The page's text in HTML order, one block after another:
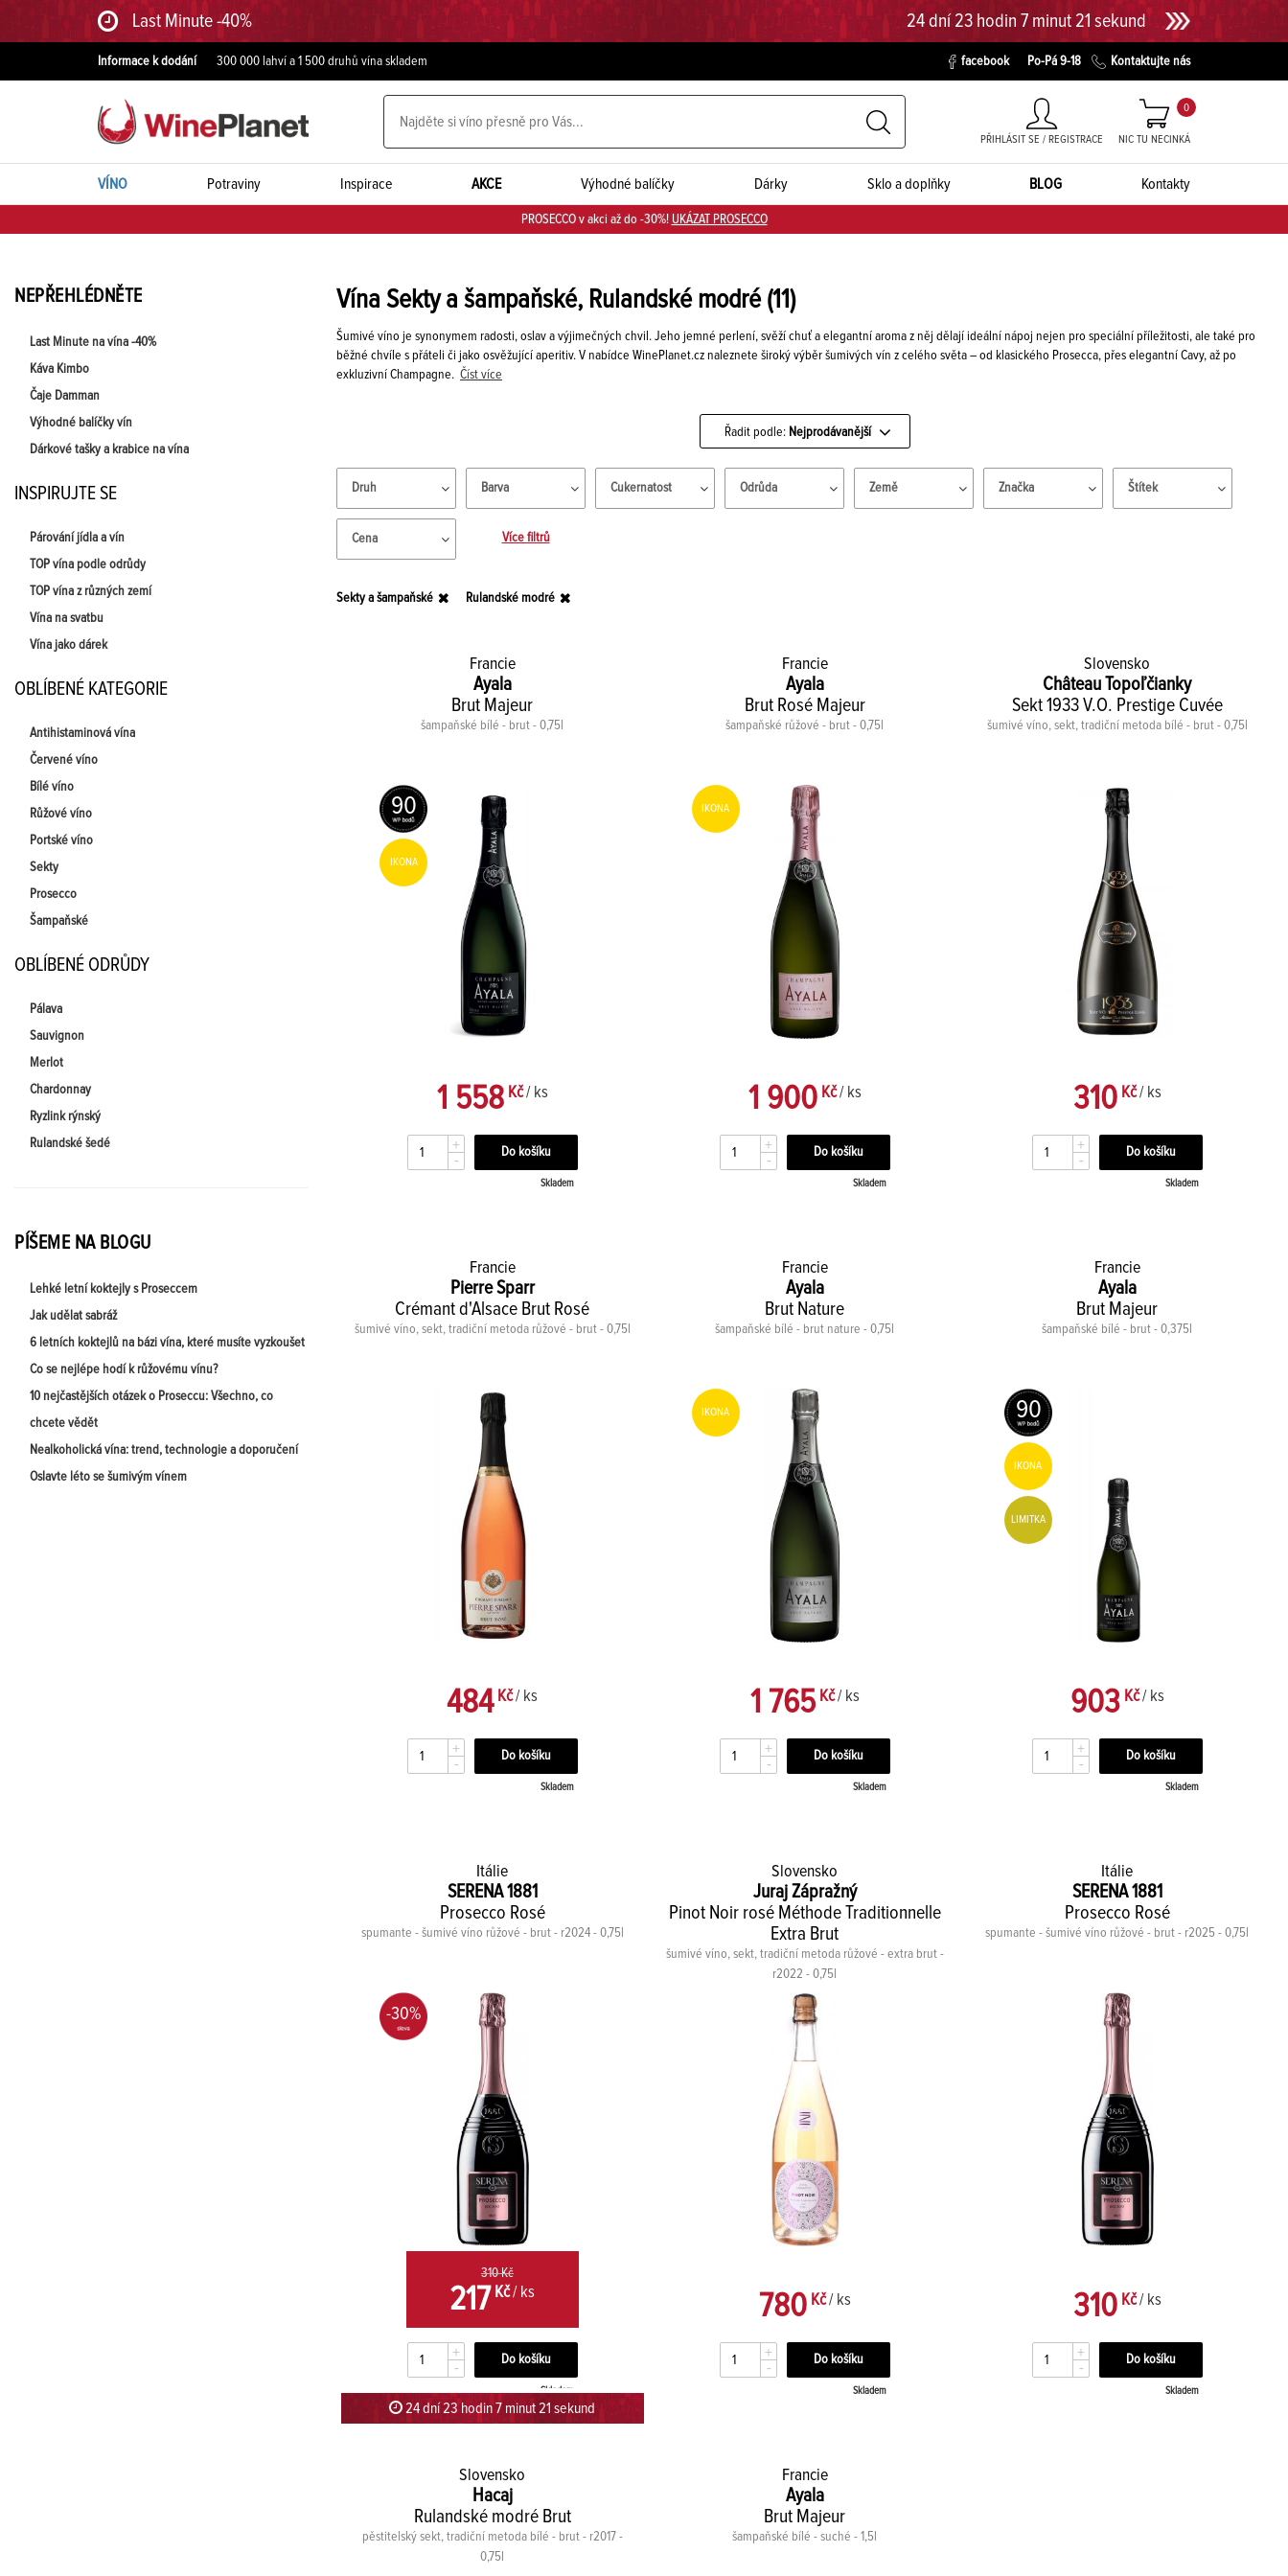
Last Minute -40% 24 dní 23 hodin 7 minut 20 sekund
Informace k dodání 300 000 lahví a 1 500 druhů vína skladem facebook Po-Pá 9-18 Kontaktujte nás
PŘIHLÁSIT SE / REGISTRACE NIC TU NECINKÁ
0
VÍNO Potraviny Inspirace AKCE Výhodné balíčky Dárky Sklo a doplňky BLOG Kontakty
PROSECCO v akci až do -30%! UKÁZAT PROSECCO
NEPŘEHLÉDNĚTE
Last Minute na vína -40%
Káva Kimbo
Čaje Damman
Výhodné balíčky vín
Dárkové tašky a krabice na vína
INSPIRUJTE SE
Párování jídla a vín
TOP vína podle odrůdy
TOP vína z různých zemí
Vína na svatbu
Vína jako dárek
OBLÍBENÉ KATEGORIE
Antihistaminová vína
Červené víno
Bílé víno
Růžové víno
Portské víno
Sekty
Prosecco
Šampaňské
OBLÍBENÉ ODRŮDY
Pálava
Sauvignon
Merlot
Chardonnay
Ryzlink rýnský
Rulandské šedé
PÍŠEME NA BLOGU
Lehké letní koktejly s Proseccem
Jak udělat sabráž
6 letních koktejlů na bázi vína, které musíte vyzkoušet
Co se nejlépe hodí k růžovému vínu?
10 nejčastějších otázek o Proseccu: Všechno, co
chcete vědět
Nealkoholická vína: trend, technologie a doporučení
Oslavte léto se šumivým vínem
Vína Sekty a šampaňské, Rulandské modré(11)
Šumivé víno je synonymem radosti, oslav a výjimečných chvil. Jeho jemné perlení, svěží chuť a elegantní aroma z něj dělají ideální nápoj nejen pro speciální příležitosti, ale také pro
běžné chvíle s přáteli či jako osvěžující aperitiv. V nabídce WinePlanet.cz naleznete široký výběr šumivých vín z celého světa – od klasického Prosecca, přes elegantní Cavy, až po
exkluzivní Champagne. Číst více
Řadit podle: Nejprodávanější
Druh Barva Cukernatost Odrůda Země Značka Štítek
Cena Více filtrů
Sekty a šampaňské Rulandské modré
Francie
Ayala
Brut Majeur
šampaňské bílé - brut - 0,75l
90
IKONA
1 558Kč/ ks
+
-
Skladem
Francie
Ayala
Brut Rosé Majeur
šampaňské růžové - brut - 0,75l
IKONA
1 900Kč/ ks
+
-
Skladem
Slovensko
Château Topoľčianky
Sekt 1933 V.O. Prestige Cuvée
šumivé víno, sekt, tradiční metoda bílé - brut - 0,75l
310Kč/ ks
+
-
Skladem
Francie
Pierre Sparr
Crémant d'Alsace Brut Rosé
šumivé víno, sekt, tradiční metoda růžové - brut - 0,75l
484 Kč/ ks
+
-
Skladem
Francie
Ayala
Brut Nature
šampaňské bílé - brut nature - 0,75l
IKONA
1 765Kč/ ks
+
-
Skladem
Francie
Ayala
Brut Majeur
šampaňské bílé - brut - 0,375l
90
IKONA
LIMITKA
903 Kč/ ks
+
-
Skladem
Itálie
SERENA 1881
Prosecco Rosé
spumante - šumivé víno růžové - brut - r2024 - 0,75l
-30%
310 Kč
217Kč/ ks
+
-
Skladem
24 dní 23 hodin 7 minut 20 sekund
Slovensko
Juraj Zápražný
Pinot Noir rosé Méthode Traditionnelle
Extra Brut
šumivé víno, sekt, tradiční metoda růžové - extra brut -
r2022 - 0,75l
780Kč/ ks
+
-
Skladem
Itálie
SERENA 1881
Prosecco Rosé
spumante - šumivé víno růžové - brut - r2025 - 0,75l
310Kč/ ks
+
-
Skladem
Slovensko
Hacaj
Rulandské modré Brut
pěstitelský sekt, tradiční metoda bílé - brut - r2017 -
0,75l
Francie
Ayala
Brut Majeur
šampaňské bílé - suché - 1,5l